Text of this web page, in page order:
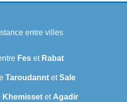
entre villes
Feset Rabat
TaroudanntetSale
Khemisset et Agadir